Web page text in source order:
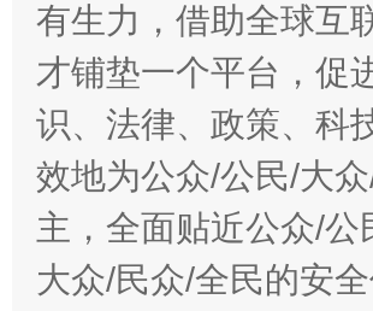
有生力，借助全球互
才铺垫一个平台，促
识、法律、政策、科
效地为公众/公民/大
主，全面贴近公众/
大众/民众/全民的安